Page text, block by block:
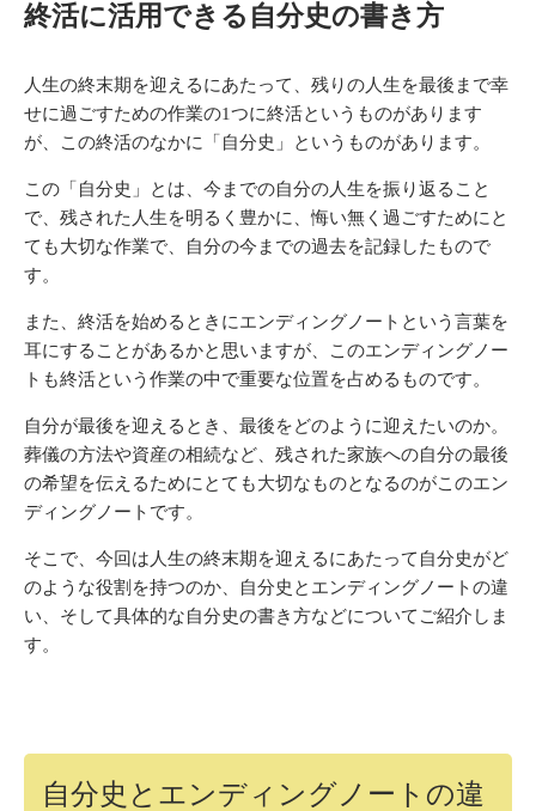
終活に活用できる自分史の書き方
人生の終末期を迎えるにあたって、残りの人生を最後まで幸
せに過ごすための作業の1つに終活というものがあります
が、この終活のなかに「自分史」というものがあります。
この「自分史」とは、今までの自分の人生を振り返ること
で、残された人生を明るく豊かに、悔い無く過ごすためにと
ても大切な作業で、自分の今までの過去を記録したもので
す。
また、終活を始めるときにエンディングノートという言葉を
耳にすることがあるかと思いますが、このエンディングノー
トも終活という作業の中で重要な位置を占めるものです。
自分が最後を迎えるとき、最後をどのように迎えたいのか。
葬儀の方法や資産の相続など、残された家族への自分の最後
の希望を伝えるためにとても大切なものとなるのがこのエン
ディングノートです。
そこで、今回は人生の終末期を迎えるにあたって自分史がど
のような役割を持つのか、自分史とエンディングノートの違
い、そして具体的な自分史の書き方などについてご紹介しま
す。
自分史とエンディングノートの違